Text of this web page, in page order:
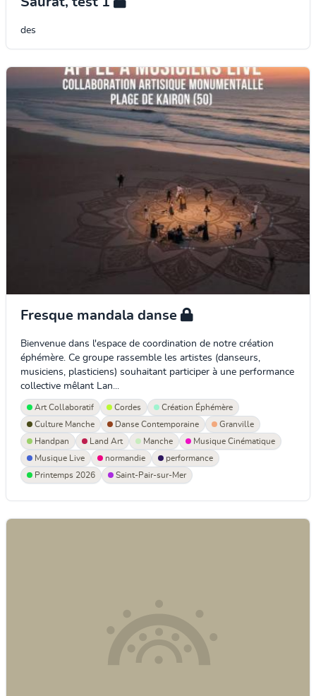
des
Fresque mandala danse
Bienvenue dans l'espace de coordination de notre création
éphémère. Ce groupe rassemble les artistes (danseurs,
musiciens, plasticiens) souhaitant participer à une performance
collective mêlant Lan...
Art Collaboratif Cordes
Création Éphémère
Culture Manche
Danse Contemporaine
Granville
Handpan
Land Art Manche
Musique Cinématique
Musique Live
normandie
performance
Printemps 2026
Saint-Pair-sur-Mer